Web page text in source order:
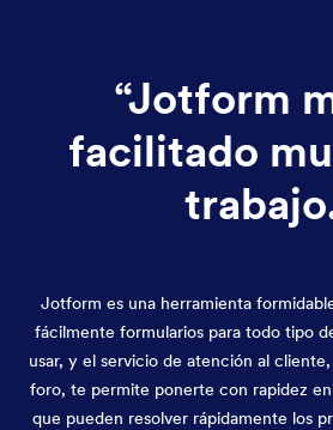
“Jotform
facilitado
trabajo.
Jotform es una herramienta
fácilmente formularios para todo tipo
usar, y el servicio de atención al
foro, te permite ponerte con rapidez
que pueden resolver rápidamente los